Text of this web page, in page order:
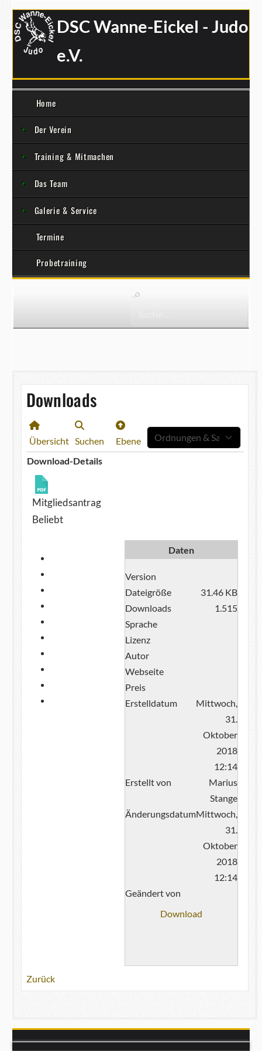
DSC Wanne-Eickel - Judo
e.V.
Home
Der Verein
Training & Mitmachen
Das Team
Galerie & Service
Termine
Probetraining
Downloads
Übersicht Suchen
Ebene
Download-Details
Mitgliedsantrag
Beliebt
Daten
Version
Dateigröße
31.46 KB
Downloads
1.515
Sprache
Lizenz
Autor
Webseite
Preis
Erstelldatum
Mittwoch,
31.
Oktober
2018
12:14
Erstellt von
Marius
Stange
ÄnderungsdatumMittwoch,
31.
Oktober
2018
12:14
Geändert von
Download
Zurück